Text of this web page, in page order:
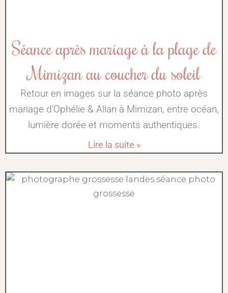
Séance après mariage à la plage de
Mimizan au coucher du soleil
Retour en images sur la séance photo après
mariage d’Ophélie & Allan à Mimizan, entre océan,
lumière dorée et moments authentiques.
Lire la suite »